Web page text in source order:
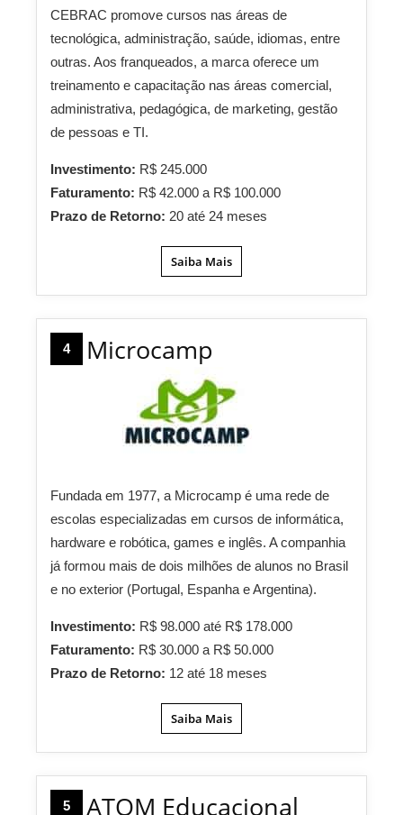
CEBRAC promove cursos nas áreas de
tecnológica, administração, saúde, idiomas, entre
outras. Aos franqueados, a marca oferece um
treinamento e capacitação nas áreas comercial,
administrativa, pedagógica, de marketing, gestão
de pessoas e TI.
Investimento: R$ 245.000
Faturamento: R$ 42.000 a R$ 100.000
Prazo de Retorno: 20 até 24 meses
Saiba Mais
4 Microcamp
Fundada em 1977, a Microcamp é uma rede de
escolas especializadas em cursos de informática,
hardware e robótica, games e inglês. A companhia
já formou mais de dois milhões de alunos no Brasil
e no exterior (Portugal, Espanha e Argentina).
Investimento: R$ 98.000 até R$ 178.000
Faturamento: R$ 30.000 a R$ 50.000
Prazo de Retorno: 12 até 18 meses
Saiba Mais
5 ATOM Educacional